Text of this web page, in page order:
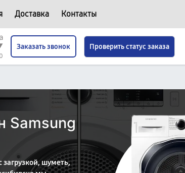
Доставка Контакты
Заказать звонок Проверить статус заказа
Samsung
шуметь,